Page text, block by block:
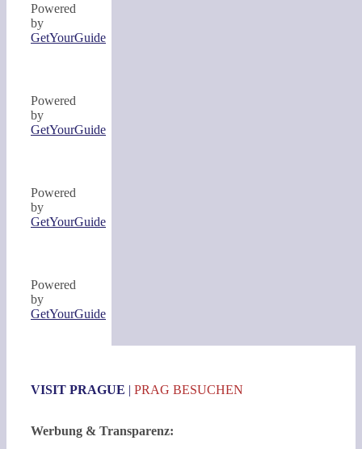
Powered
by
GetYourGuide
Powered
by
GetYourGuide
Powered
by
GetYourGuide
Powered
by
GetYourGuide
VISIT PRAGUE | PRAG BESUCHEN
Werbung & Transparenz: